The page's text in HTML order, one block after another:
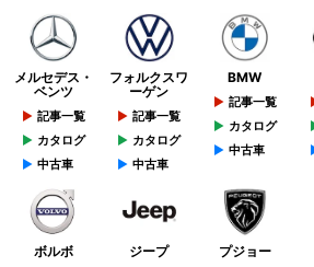
メルセデス・
ベンツ
記事一覧
カタログ
中古車
フォルクスワ
ーゲン
記事一覧
カタログ
中古車
BMW
記事一覧
カタログ
中古車
ボルボ ジープ プジョー